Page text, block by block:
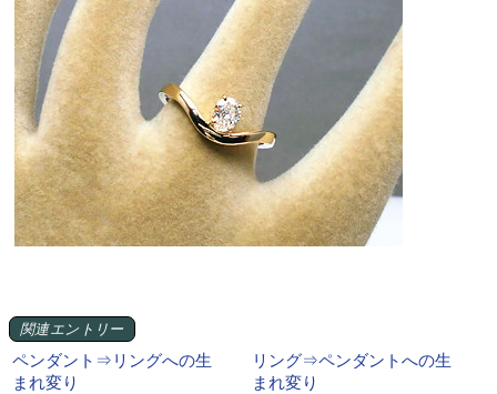
関連エントリー
ペンダント⇒リングへの生
まれ変り
リング⇒ペンダントへの生
まれ変り